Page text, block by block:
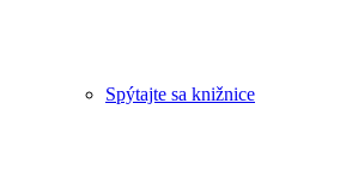
Spýtajte sa knižnice